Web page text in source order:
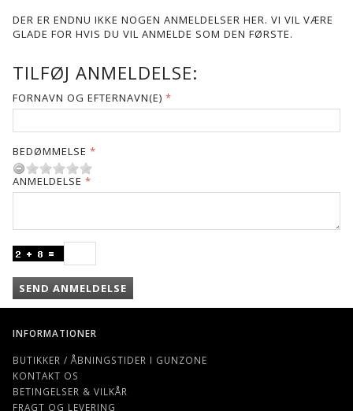
DER ER ENDNU IKKE NOGEN ANMELDELSER HER. VI VIL VÆRE
GLADE FOR HVIS DU VIL ANMELDE SOM DEN FØRSTE.
TILFØJ ANMELDELSE:
FORNAVN OG EFTERNAVN(E)
BEDØMMELSE
ANMELDELSE
SEND ANMELDELSE
INFORMATIONER
BUTIKKER / ÅBNINGSTIDER I GUNZONE
KONTAKT OS
BETINGELSER & VILKÅR
FRAGT OG LEVERING